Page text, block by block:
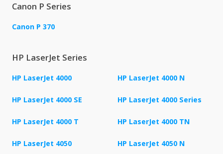
Canon P Series
Canon P 370
HP LaserJet Series
HP LaserJet 4000 HP LaserJet 4000 N
HP LaserJet 4000 SE HP LaserJet 4000 Series
HP LaserJet 4000 T HP LaserJet 4000 TN
HP LaserJet 4050 HP LaserJet 4050 N